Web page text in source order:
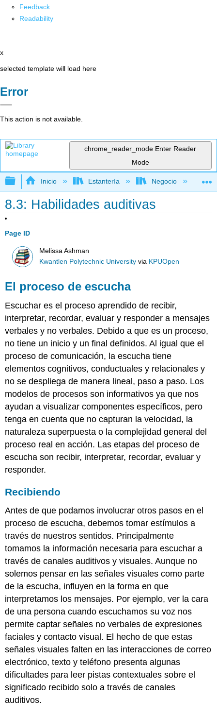
Feedback
Readability
x
selected template will load here
Error
This action is not available.
chrome_reader_mode Enter Reader
Mode
Expandir/contraer jerarquía global
Inicio Estantería Negocio
8.3: Habilidades auditivas
Page ID
Melissa Ashman
Kwantlen Polytechnic University via KPUOpen
El proceso de escucha
Escuchar es el proceso aprendido de recibir,
interpretar, recordar, evaluar y responder a mensajes
verbales y no verbales. Debido a que es un proceso,
no tiene un inicio y un final definidos. Al igual que el
proceso de comunicación, la escucha tiene
elementos cognitivos, conductuales y relacionales y
no se despliega de manera lineal, paso a paso. Los
modelos de procesos son informativos ya que nos
ayudan a visualizar componentes específicos, pero
tenga en cuenta que no capturan la velocidad, la
naturaleza superpuesta o la complejidad general del
proceso real en acción. Las etapas del proceso de
escucha son recibir, interpretar, recordar, evaluar y
responder.
Recibiendo
Antes de que podamos involucrar otros pasos en el
proceso de escucha, debemos tomar estímulos a
través de nuestros sentidos. Principalmente
tomamos la información necesaria para escuchar a
través de canales auditivos y visuales. Aunque no
solemos pensar en las señales visuales como parte
de la escucha, influyen en la forma en que
interpretamos los mensajes. Por ejemplo, ver la cara
de una persona cuando escuchamos su voz nos
permite captar señales no verbales de expresiones
faciales y contacto visual. El hecho de que estas
señales visuales falten en las interacciones de correo
electrónico, texto y teléfono presenta algunas
dificultades para leer pistas contextuales sobre el
significado recibido solo a través de canales
auditivos.